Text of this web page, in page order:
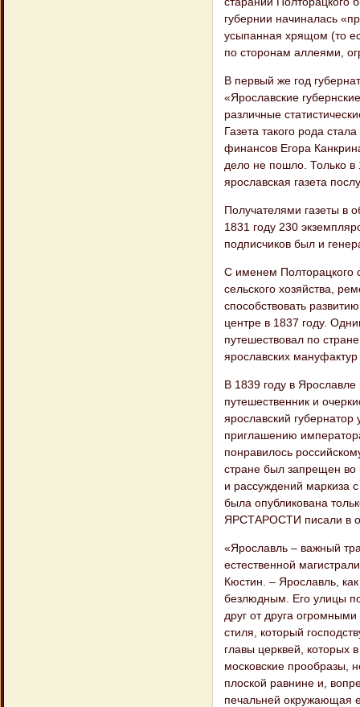
губернии начиналась
усыпанная хрящом (то
по сторонам аллеями,
В первый же год
«Ярославские
различные
Газета такого рода
финансов Егора
дело не пошло. Только в
ярославская газета
Получателями газеты в
1831 году 230
подписчиков был и
С именем Полторацкого
сельского хозяйства,
способствовать
центре в 1837 году.
путешествовал по
ярославских
В 1839 году в
путешественник и
ярославский
приглашению
понравилось
стране был запрещен во
и рассуждений маркиза
была опубликована
ЯРСТАРОСТИ писали в
«Ярославль – важный
естественной
Кюстин. – Ярославль,
безлюдным. Его улицы
друг от друга
стиля, который
главы церквей, которых
московские прообразы,
плоской равнине и,
печальней окружающая